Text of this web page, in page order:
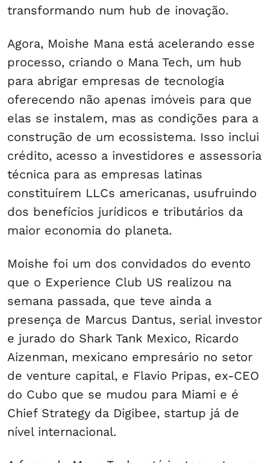
transformando num hub de inovação.
Agora, Moishe Mana está acelerando esse
processo, criando o Mana Tech, um hub
para abrigar empresas de tecnologia
oferecendo não apenas imóveis para que
elas se instalem, mas as condições para a
construção de um ecossistema. Isso inclui
crédito, acesso a investidores e assessoria
técnica para as empresas latinas
constituírem LLCs americanas, usufruindo
dos benefícios jurídicos e tributários da
maior economia do planeta.
Moishe foi um dos convidados do evento
que o Experience Club US realizou na
semana passada, que teve ainda a
presença de Marcus Dantus, serial investor
e jurado do Shark Tank Mexico, Ricardo
Aizenman, mexicano empresário no setor
de venture capital, e Flavio Pripas, ex-CEO
do Cubo que se mudou para Miami e é
Chief Strategy da Digibee, startup já de
nível internacional.